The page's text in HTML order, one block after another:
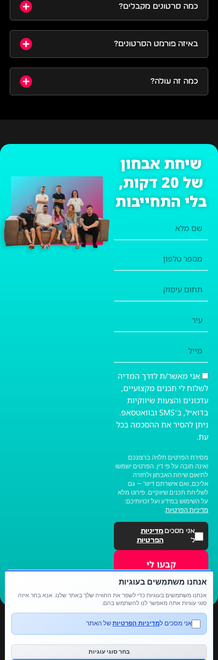
כמה סרטונים מקבלים?
באיזה פורמט הסרטונים?
כמה זה עולה?
שיחת אבחון
של 20 דקות,
בלי התחייבות
מלא
טלפון
עיסוק
אני מאשר/ת לדרך המדיה
לשלוח לי תכנים מקצועיים,
עדכונים והצעות שיווקיות
בדוא״ל, ב־SMS ובוואטסאפ.
ניתן להסיר את ההסכמה בכל
עת.
מסירת הפרטים תלויה ברצונכם
ואינה חובה על פי דין. הפרטים ישמשו
לתיאום שיחת האבחון ולחזרה
אליכם, ואם אישרתם דיוור — גם
לשליחת תכנים שיווקיים. פירוט מלא
על השימוש במידע ועל זכויותיכם:
מדיניות הפרטיות.
אני מסכים
ל
מדיניות
הפרטיות
קבעו לי
שיחת
אבחון
פייסבוק אינסטגרם טיקטוקמדיניות פרטיותתקנון
אנחנו משתמשים בעוגיות
אנחנו משתמשים בעוגיות כדי לשפר את החוויה שלך באתר שלנו. אנא בחר איזה
סוגי עוגיות אתה מאפשר לנו להשתמש בהם.
אני מסכים למדיניות הפרטיותשל האתר
בחר סוגי עוגיות